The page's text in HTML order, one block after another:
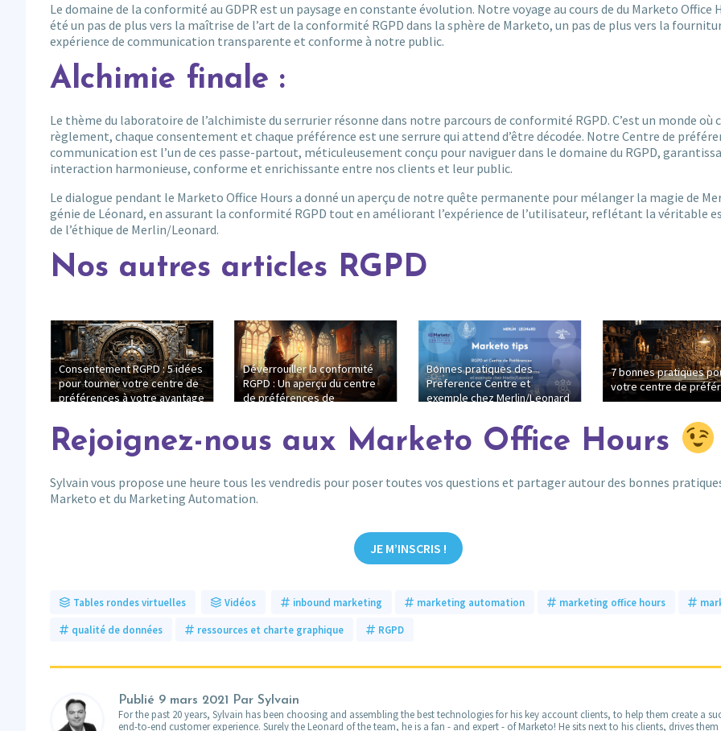
Le domaine de la conformité au GDPR est un paysage en constante évolution. Notre voyage au cours de du Marketo Office
été un pas de plus vers la maîtrise de l’art de la conformité RGPD dans la sphère de Marketo, un pas de plus vers la
expérience de communication transparente et conforme à notre public.
Alchimie finale :
Le thème du laboratoire de l’alchimiste du serrurier résonne dans notre parcours de conformité RGPD. C’est un monde où
règlement, chaque consentement et chaque préférence est une serrure qui attend d’être décodée. Notre Centre de
communication est l’un de ces passe-partout, méticuleusement conçu pour naviguer dans le domaine du RGPD,
interaction harmonieuse, conforme et enrichissante entre nos clients et leur public.
Le dialogue pendant le Marketo Office Hours a donné un aperçu de notre quête permanente pour mélanger la magie de
génie de Léonard, en assurant la conformité RGPD tout en améliorant l’expérience de l’utilisateur, reflétant la véritable
de l’éthique de Merlin/Leonard.
Nos autres articles RGPD
Consentement RGPD : 5 idées
pour tourner votre centre de
préférences à votre avantage
Déverrouiller la conformité
RGPD : Un aperçu du centre
de préférences de
Bonnes pratiques des
Preference Centre et
exemple chez Merlin/Leonard
7 bonnes pratiques
votre centre de
Rejoignez-nous aux Marketo Office Hours
Sylvain vous propose une heure tous les vendredis pour poser toutes vos questions et partager autour des bonnes
Marketo et du Marketing Automation.
JE M’INSCRIS !
Tables rondes virtuelles Vidéos inbound marketing marketing automation marketing office hours
qualité de données ressources et charte graphique RGPD
Publié 9 mars 2021 Par Sylvain
For the past 20 years, Sylvain has been choosing and assembling the best technologies for his key account clients, to help them create a
end-to-end customer experience. Surely the Leonard of the team, he is a fan - and expert - of Marketo! He sits next to his clients, drives